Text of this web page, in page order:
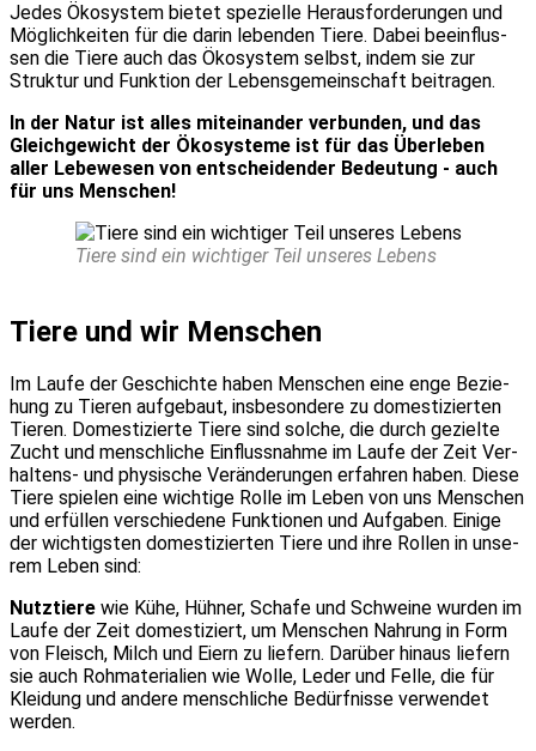
Jedes Öko­sys­tem bie­tet spe­zi­el­le Her­aus­for­de­run­gen und
Mög­lich­kei­ten für die dar­in leben­den Tie­re. Dabei beein­flus­
sen die Tie­re auch das Öko­sys­tem selbst, indem sie zur
Struk­tur und Funk­ti­on der Lebens­ge­mein­schaft bei­tra­gen.
In der Natur ist alles mit­ein­an­der ver­bun­den, und das
Gleich­ge­wicht der Öko­sys­te­me ist für das Über­le­ben
aller Lebe­we­sen von ent­schei­den­der Bedeu­tung - auch
für uns Men­schen!
Tie­re sind ein wich­ti­ger Teil unse­res Lebens
Tie­re und wir Men­schen
Im Lau­fe der Geschich­te haben Men­schen eine enge Bezie­
hung zu Tie­ren auf­ge­baut, ins­be­son­de­re zu domes­ti­zier­ten
Tie­ren. Domes­ti­zier­te Tie­re sind sol­che, die durch geziel­te
Zucht und mensch­li­che Ein­fluss­nah­me im Lau­fe der Zeit Ver­
hal­tens- und phy­si­sche Ver­än­de­run­gen erfah­ren haben. Die­se
Tie­re spie­len eine wich­ti­ge Rol­le im Leben von uns Men­schen
und erfül­len ver­schie­de­ne Funk­tio­nen und Auf­ga­ben. Eini­ge
der wich­tigs­ten domes­ti­zier­ten Tie­re und ihre Rol­len in unse­
rem Leben sind:
Nutz­tie­re wie Kühe, Hüh­ner, Scha­fe und Schwei­ne wur­den im
Lau­fe der Zeit domes­ti­ziert, um Men­schen Nah­rung in Form
von Fleisch, Milch und Eiern zu lie­fern. Dar­über hin­aus lie­fern
sie auch Roh­ma­te­ria­li­en wie Wol­le, Leder und Fel­le, die für
Klei­dung und ande­re mensch­li­che Bedürf­nis­se ver­wen­det
wer­den.